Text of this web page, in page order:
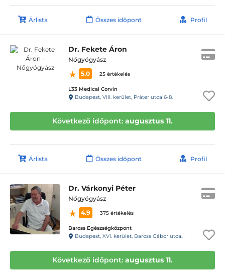
Árlista Összes időpont Profil
Dr. Fekete Áron
Nőgyógyász
5.0
25 értékelés
L33 Medical Corvin
Budapest, VIII. kerület, Práter utca 6-8.
Következő időpont: augusztus 11.
Árlista Összes időpont Profil
Dr. Várkonyi Péter
Nőgyógyász
4.9
375 értékelés
Baross Egészségközpont
Budapest, XVI. kerület, Baross Gábor utca 40.
Következő időpont: augusztus 11.